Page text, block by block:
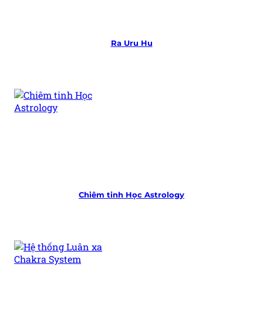
Ra Uru Hu
Chiêm tinh Học Astrology